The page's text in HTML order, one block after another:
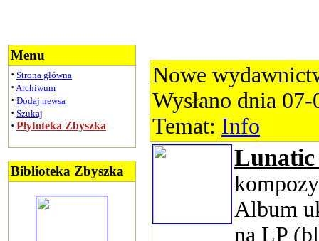
Menu
· Strona główna
· Archiwum
· Dodaj newsa
· Szukaj
· Płytoteka Zbyszka
Biblioteka Zbyszka
Nowe
Wysłano dnia
Temat: Info
Lunatic
Album
na LP